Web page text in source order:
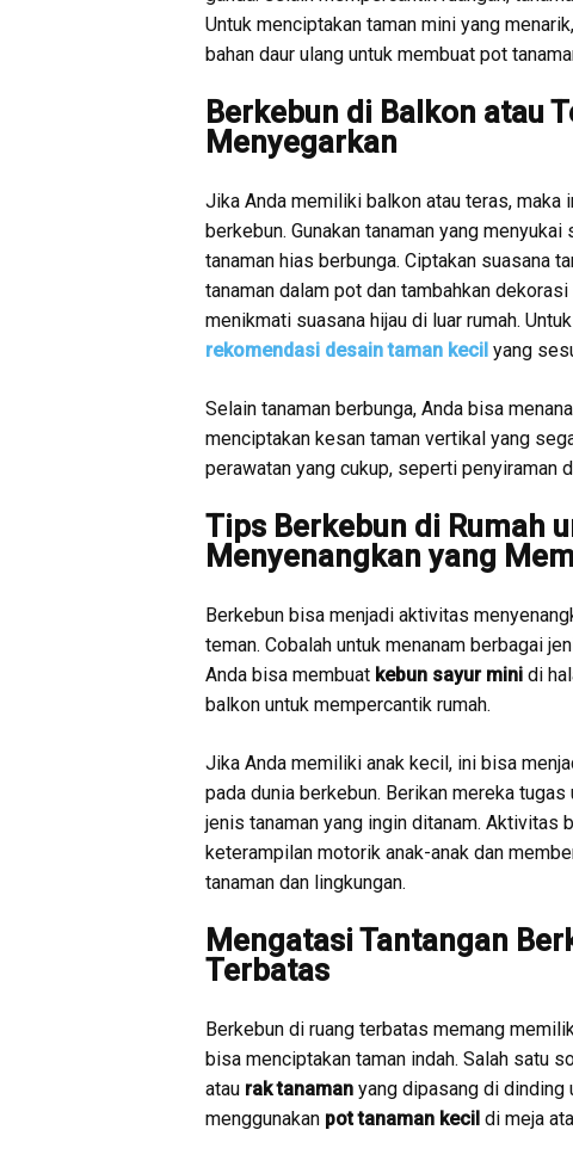
Untuk menciptakan taman mini yang
bahan daur ulang untuk membuat pot
Berkebun di Balkon atau
Menyegarkan
Jika Anda memiliki balkon atau teras,
berkebun. Gunakan tanaman yang
tanaman hias berbunga. Ciptakan suasana
tanaman dalam pot dan tambahkan
menikmati suasana hijau di luar rumah.
rekomendasi desain taman kecil yang
Selain tanaman berbunga, Anda bisa
menciptakan kesan taman vertikal yang
perawatan yang cukup, seperti penyiraman
Tips Berkebun di Rumah
Menyenangkan yang
Berkebun bisa menjadi aktivitas
teman. Cobalah untuk menanam berbagai
Anda bisa membuat kebun sayur mini di
balkon untuk mempercantik rumah.
Jika Anda memiliki anak kecil, ini bisa
pada dunia berkebun. Berikan mereka
jenis tanaman yang ingin ditanam. Aktivitas
keterampilan motorik anak-anak dan
tanaman dan lingkungan.
Mengatasi Tantangan
Terbatas
Berkebun di ruang terbatas memang
bisa menciptakan taman indah. Salah satu
atau rak tanaman yang dipasang di dinding
menggunakan pot tanaman kecil di meja